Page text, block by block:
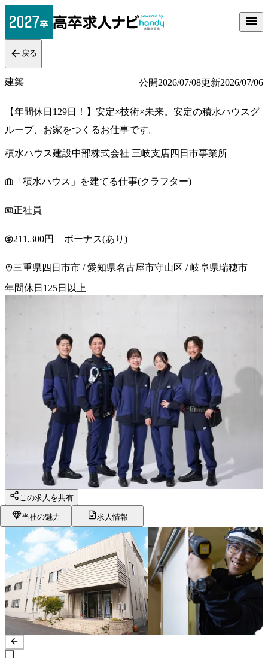
戻る
建築 公開2026/07/08更新2026/07/06
【年間休日129日！】安定×技術×未来。安定の積水ハウスグ
ループ、お家をつくるお仕事です。
積水ハウス建設中部株式会社 三岐支店四日市事業所
「積水ハウス」を建てる仕事(クラフター)
正社員
211,300円 + ボーナス(あり)
三重県四日市市 / 愛知県名古屋市守山区 / 岐阜県瑞穂市
年間休日125日以上
この求人を共有
当社の魅力 求人情報